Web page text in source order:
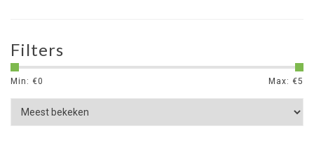
Filters
Min: €0 Max: €5